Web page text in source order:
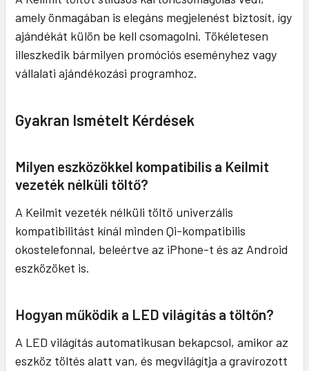
amely önmagában is elegáns megjelenést biztosít, így
ajándékát külön be kell csomagolni. Tökéletesen
illeszkedik bármilyen promóciós eseményhez vagy
vállalati ajándékozási programhoz.
Gyakran Ismételt Kérdések
Milyen eszközökkel kompatibilis a Keilmit
vezeték nélküli töltő?
A Keilmit vezeték nélküli töltő univerzális
kompatibilitást kínál minden Qi-kompatibilis
okostelefonnal, beleértve az iPhone-t és az Android
eszközöket is.
Hogyan működik a LED világítás a töltőn?
A LED világítás automatikusan bekapcsol, amikor az
eszköz töltés alatt van, és megvilágítja a gravírozott